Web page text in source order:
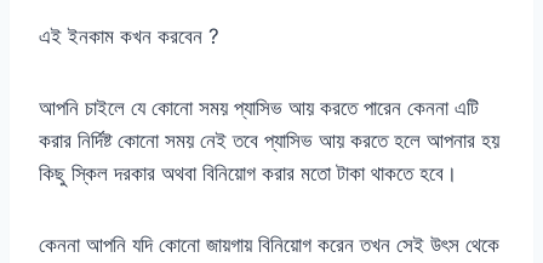
এই ইনকাম কখন করবেন ?
আপনি চাইলে যে কোনো সময় প্যাসিভ আয় করতে পারেন কেননা এটি
করার নির্দিষ্ট কোনো সময় নেই তবে প্যাসিভ আয় করতে হলে আপনার হয়
কিছু স্কিল দরকার অথবা বিনিয়োগ করার মতো টাকা থাকতে হবে।
কেননা আপনি যদি কোনো জায়গায় বিনিয়োগ করেন তখন সেই উৎস থেকে